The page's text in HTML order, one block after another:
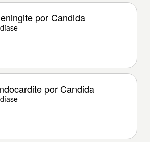
por Candida
por Candida